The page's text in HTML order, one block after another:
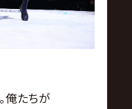
俺たちが